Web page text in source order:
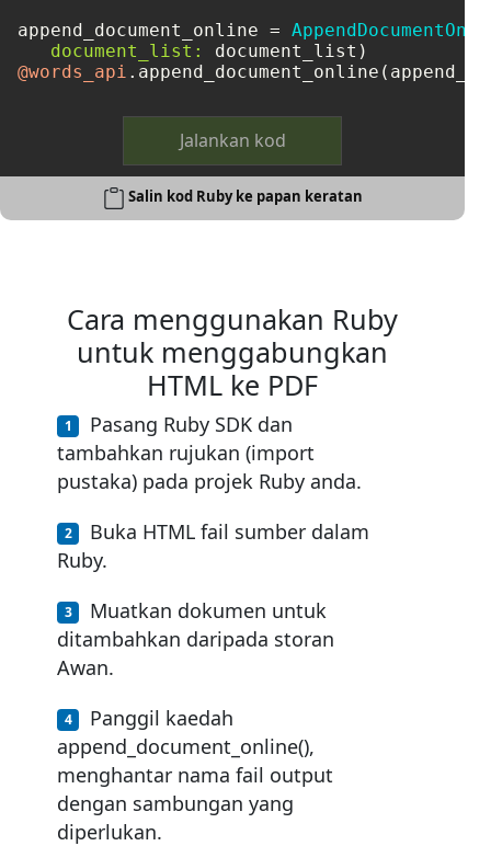
append_document_online =
document_list:
@words_api
Jalankan kod
Salin kod Ruby ke papan keratan
Cara menggunakan Ruby
untuk menggabungkan
HTML ke PDF
Pasang Ruby SDK dan
tambahkan rujukan (import
pustaka) pada projek Ruby anda.
Buka HTML fail sumber dalam
Ruby.
Muatkan dokumen untuk
ditambahkan daripada storan
Awan.
Panggil kaedah
append_document_online(),
menghantar nama fail output
dengan sambungan yang
diperlukan.